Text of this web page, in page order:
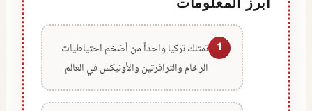
1 تمتلك تركيا واحداً من أضخم احتياطيات
الرخام والترافرتين والأونيكس في العالم